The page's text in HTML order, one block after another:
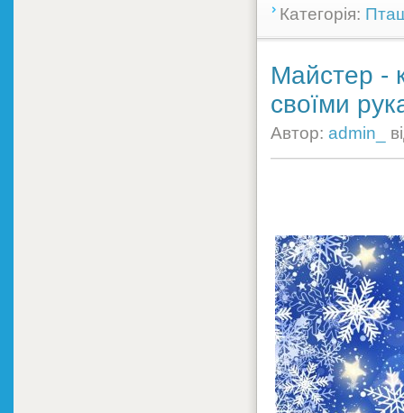
Категорія:
Майстер -
своїми
Автор: admin_